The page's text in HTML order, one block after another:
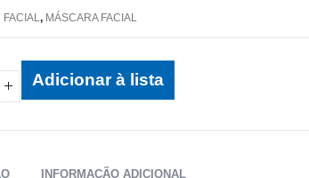
FACIAL, MÁSCARA FACIAL
Adicionar à lista
INFORMAÇÃO ADICIONAL